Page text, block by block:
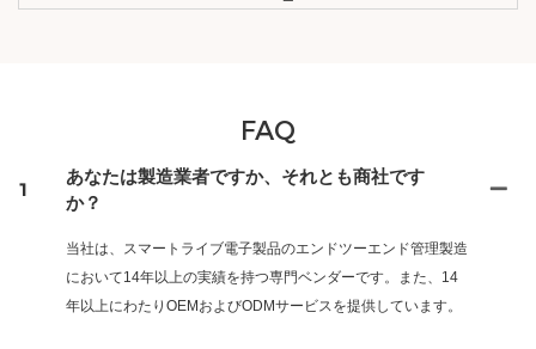
FAQ
1
あなたは製造業者ですか、それとも商社です
か？
当社は、スマートライブ電子製品のエンドツーエンド管理製造
において14年以上の実績を持つ専門ベンダーです。また、14
年以上にわたりOEMおよびODMサービスを提供しています。